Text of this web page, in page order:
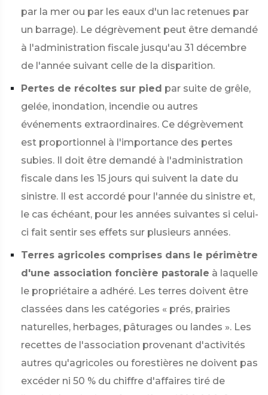
par la mer ou par les eaux d'un lac retenues par
un barrage). Le dégrèvement peut être demandé
à l'administration fiscale jusqu'au 31 décembre
de l'année suivant celle de la disparition.
Pertes de récoltes sur pied par suite de grêle,
gelée, inondation, incendie ou autres
événements extraordinaires. Ce dégrèvement
est proportionnel à l'importance des pertes
subies. Il doit être demandé à l'administration
fiscale dans les 15 jours qui suivent la date du
sinistre. Il est accordé pour l'année du sinistre et,
le cas échéant, pour les années suivantes si celui-
ci fait sentir ses effets sur plusieurs années.
Terres agricoles comprises dans le périmètre
d'une association foncière pastorale à laquelle
le propriétaire a adhéré. Les terres doivent être
classées dans les catégories « prés, prairies
naturelles, herbages, pâturages ou landes ». Les
recettes de l'association provenant d'activités
autres qu'agricoles ou forestières ne doivent pas
excéder ni 50 % du chiffre d'affaires tiré de